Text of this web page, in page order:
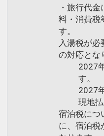
◆宮島水族館
平成23年にグラ
族館は、人気の
ンギンなど館内を
「いやし」と「
に、海の生きもの
種、13，000点
とから未完成の
なっています。
名千畳閣とも言い
ることができます
宮島のおすすめ観
◆大聖院
弘法大師・空海
・旅行代
料・消費税
す。
入湯税が
の対応とな
2027
す。
2027
現地
宿泊税につ
に、宿泊税